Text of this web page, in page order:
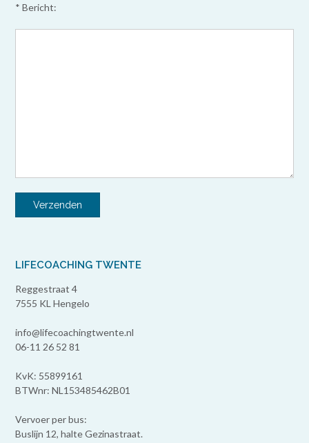
* Bericht:
LIFECOACHING TWENTE
Reggestraat 4
7555 KL Hengelo
info@lifecoachingtwente.nl
06-11 26 52 81
KvK: 55899161
BTWnr: NL153485462B01
Vervoer per bus:
Buslijn 12, halte Gezinastraat.